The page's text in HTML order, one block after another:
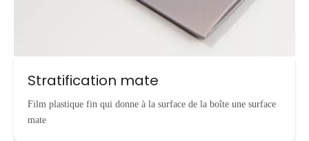
Stratification mate
Film plastique fin qui donne à la surface de la boîte une surface
mate